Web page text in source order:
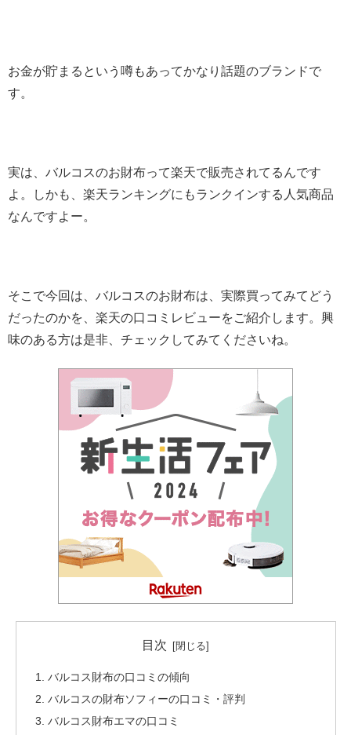
お金が貯まるという噂もあってかなり話題のブランドで
す。
実は、バルコスのお財布って楽天で販売されてるんです
よ。しかも、楽天ランキングにもランクインする人気商品
なんですよー。
そこで今回は、バルコスのお財布は、実際買ってみてどう
だったのかを、楽天の口コミレビューをご紹介します。興
味のある方は是非、チェックしてみてくださいね。
目次
バルコス財布の口コミの傾向
バルコスの財布ソフィーの口コミ・評判
バルコス財布エマの口コミ